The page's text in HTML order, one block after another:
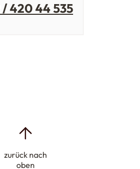
420 44 535
zurück nach
oben